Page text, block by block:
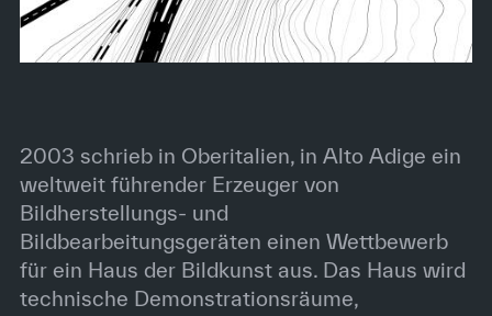
2003 schrieb in Oberitalien, in Alto Adige ein
weltweit führender Erzeuger von
Bildherstellungs- und
Bildbearbeitungsgeräten einen Wettbewerb
für ein Haus der Bildkunst aus. Das Haus wird
technische Demonstrationsräume,